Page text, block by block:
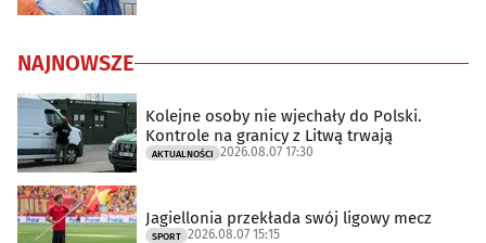
NAJNOWSZE
Kolejne osoby nie wjechały do Polski.
Kontrole na granicy z Litwą trwają
AKTUALNOŚCI 2026.08.07 17:30
Jagiellonia przekłada swój ligowy mecz
SPORT 2026.08.07 15:15